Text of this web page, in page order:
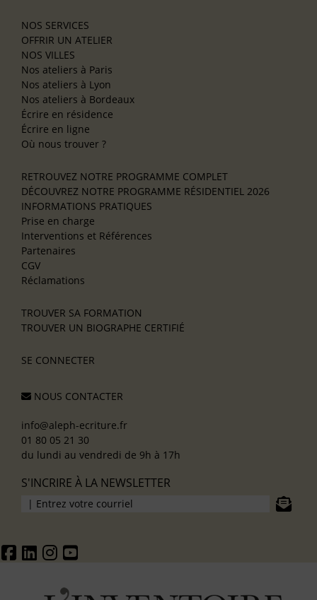
NOS SERVICES
OFFRIR UN ATELIER
NOS VILLES
Nos ateliers à Paris
Nos ateliers à Lyon
Nos ateliers à Bordeaux
Écrire en résidence
Écrire en ligne
Où nous trouver ?
RETROUVEZ NOTRE PROGRAMME COMPLET
DÉCOUVREZ NOTRE PROGRAMME RÉSIDENTIEL 2026
INFORMATIONS PRATIQUES
Prise en charge
Interventions et Références
Partenaires
CGV
Réclamations
TROUVER SA FORMATION
TROUVER UN BIOGRAPHE CERTIFIÉ
SE CONNECTER
NOUS CONTACTER
info@aleph-ecriture.fr
01 80 05 21 30
du lundi au vendredi de 9h à 17h
S'INCRIRE À LA NEWSLETTER